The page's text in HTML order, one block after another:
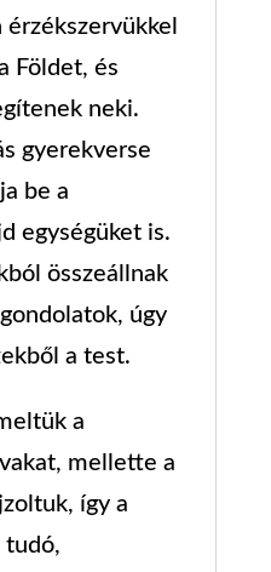
Földet, és
neki.
gyerekverse
be a
egységüket is.
összeállnak
úgy
a test.
a
mellette a
így a
tudó,